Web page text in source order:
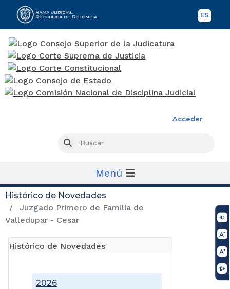
ES
Acceder
Buscar
Menú
Histórico de Novedades
Juzgado Primero de Familia de
Valledupar - Cesar
Histórico de Novedades
2026